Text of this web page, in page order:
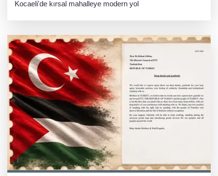
Kocaeli'de kırsal mahalleye modern yol